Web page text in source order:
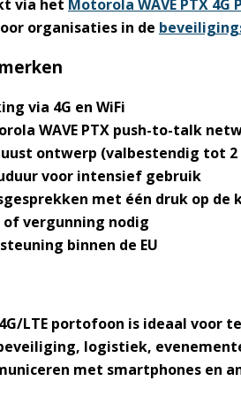
via het Motorola WAVE PTX
organisaties in de
via 4G en WiFi
WAVE PTX push-to-talk
ontwerp (valbestendig tot
voor intensief gebruik
met één druk op de
of vergunning nodig
binnen de EU
LTE portofoon is ideaal voor
logistiek,
met smartphones en